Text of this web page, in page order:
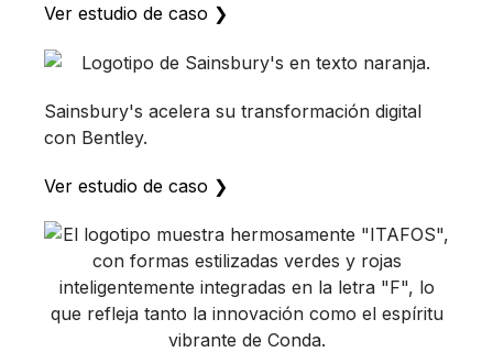
Ver estudio de caso ❯
Sainsbury's acelera su transformación digital
con Bentley.
Ver estudio de caso ❯